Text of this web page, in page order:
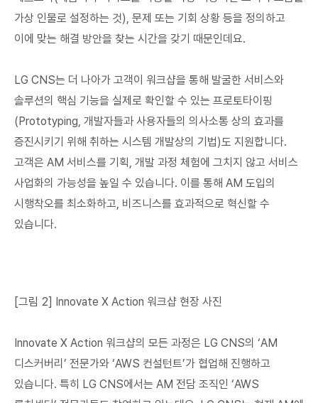
가상 인물로 설정하는 것), 문제 또는 기회 상황 등을 정의하고
이에 맞는 해결 방안을 찾는 시간을 갖기 때문인데요.
LG CNS는 더 나아가 고객이 워크샵을 통해 발굴한 서비스와
솔루션의 핵심 기능을 실제로 확인할 수 있는 프로토타이핑
(Prototyping, 개발자들과 사용자들의 의사소통 상의 효과를
증진시키기 위해 취하는 시스템 개발상의 기법)도 지원합니다.
고객은 AM 서비스를 기획, 개발 과정 체험에 그치지 않고 서비스
사업화의 가능성을 높일 수 있습니다. 이를 통해 AM 도입의
시행착오를 최소화하고, 비즈니스를 효과적으로 혁신할 수
있습니다.
[그림 2] Innovate X Action 워크샵 현장 사진
Innovate X Action 워크샵의 모든 과정은 LG CNS의 ‘AM
디스커버리’ 전문가와 ‘AWS 컨설턴트’가 협업해 진행하고
있습니다. 특히 LG CNS에서는 AM 전담 조직인 ‘AWS